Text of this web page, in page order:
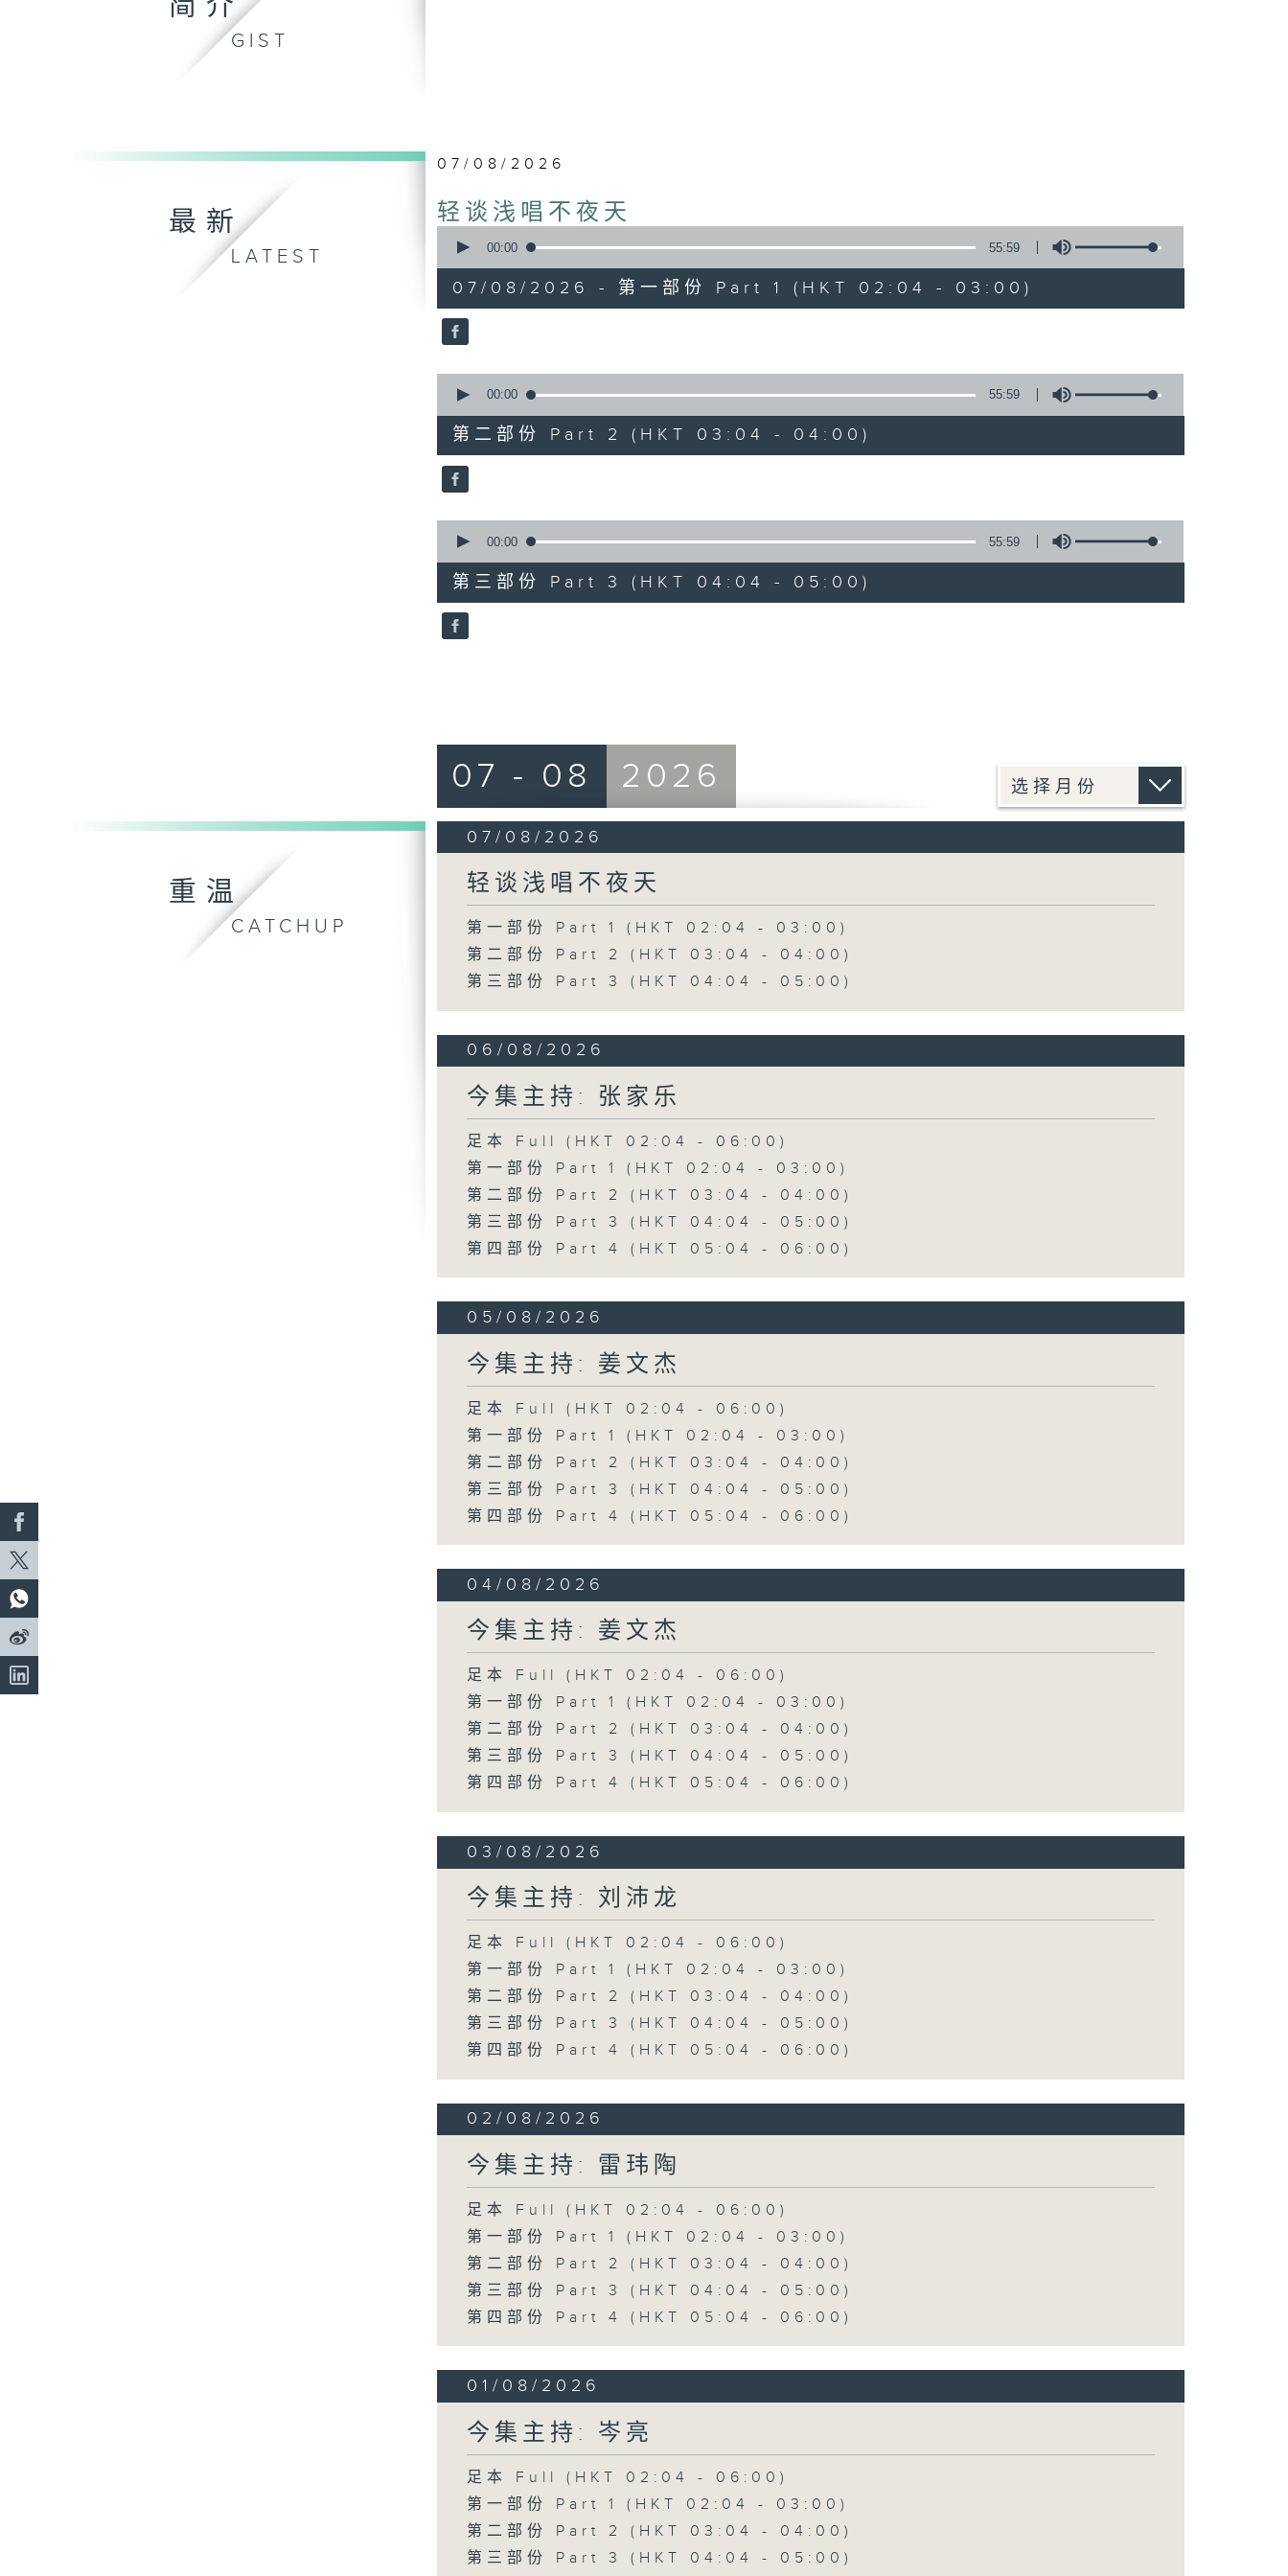
简介
GIST
最新
LATEST
07/08/2026
轻谈浅唱不夜天
seconds
55
minutes,
59
seconds
90%
00:00 55:59
07/08/2026 - 第一部份 Part 1 (HKT 02:04 - 03:00)
seconds
55
minutes,
59
seconds
90%
00:00 55:59
第二部份 Part 2 (HKT 03:04 - 04:00)
seconds
55
minutes,
59
seconds
90%
00:00 55:59
第三部份 Part 3 (HKT 04:04 - 05:00)
重温
CATCHUP
07 - 08 2026
07/08/2026
轻谈浅唱不夜天
第一部份 Part 1 (HKT 02:04 - 03:00)
第二部份 Part 2 (HKT 03:04 - 04:00)
第三部份 Part 3 (HKT 04:04 - 05:00)
06/08/2026
今集主持: 张家乐
足本 Full (HKT 02:04 - 06:00)
第一部份 Part 1 (HKT 02:04 - 03:00)
第二部份 Part 2 (HKT 03:04 - 04:00)
第三部份 Part 3 (HKT 04:04 - 05:00)
第四部份 Part 4 (HKT 05:04 - 06:00)
05/08/2026
今集主持: 姜文杰
足本 Full (HKT 02:04 - 06:00)
第一部份 Part 1 (HKT 02:04 - 03:00)
第二部份 Part 2 (HKT 03:04 - 04:00)
第三部份 Part 3 (HKT 04:04 - 05:00)
第四部份 Part 4 (HKT 05:04 - 06:00)
04/08/2026
今集主持: 姜文杰
足本 Full (HKT 02:04 - 06:00)
第一部份 Part 1 (HKT 02:04 - 03:00)
第二部份 Part 2 (HKT 03:04 - 04:00)
第三部份 Part 3 (HKT 04:04 - 05:00)
第四部份 Part 4 (HKT 05:04 - 06:00)
03/08/2026
今集主持: 刘沛龙
足本 Full (HKT 02:04 - 06:00)
第一部份 Part 1 (HKT 02:04 - 03:00)
第二部份 Part 2 (HKT 03:04 - 04:00)
第三部份 Part 3 (HKT 04:04 - 05:00)
第四部份 Part 4 (HKT 05:04 - 06:00)
02/08/2026
今集主持: 雷玮陶
足本 Full (HKT 02:04 - 06:00)
第一部份 Part 1 (HKT 02:04 - 03:00)
第二部份 Part 2 (HKT 03:04 - 04:00)
第三部份 Part 3 (HKT 04:04 - 05:00)
第四部份 Part 4 (HKT 05:04 - 06:00)
01/08/2026
今集主持: 岑亮
足本 Full (HKT 02:04 - 06:00)
第一部份 Part 1 (HKT 02:04 - 03:00)
第二部份 Part 2 (HKT 03:04 - 04:00)
第三部份 Part 3 (HKT 04:04 - 05:00)